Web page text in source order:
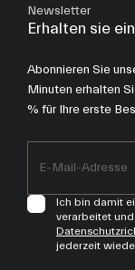
Newsletter
Erhalten sie
Abonnieren Sie
Minuten erhalten
% für Ihre erste
Ich bin damit
verarbeitet
jederzeit